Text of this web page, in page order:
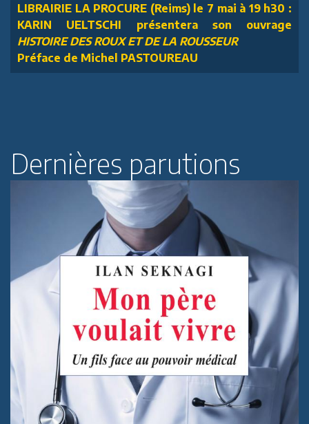
LIBRAIRIE LA PROCURE (Reims) le 7 mai à 19 h30 :
KARIN UELTSCHI présentera son ouvrage
HISTOIRE DES ROUX ET DE LA ROUSSEUR
Préface de Michel PASTOUREAU
Dernières parutions